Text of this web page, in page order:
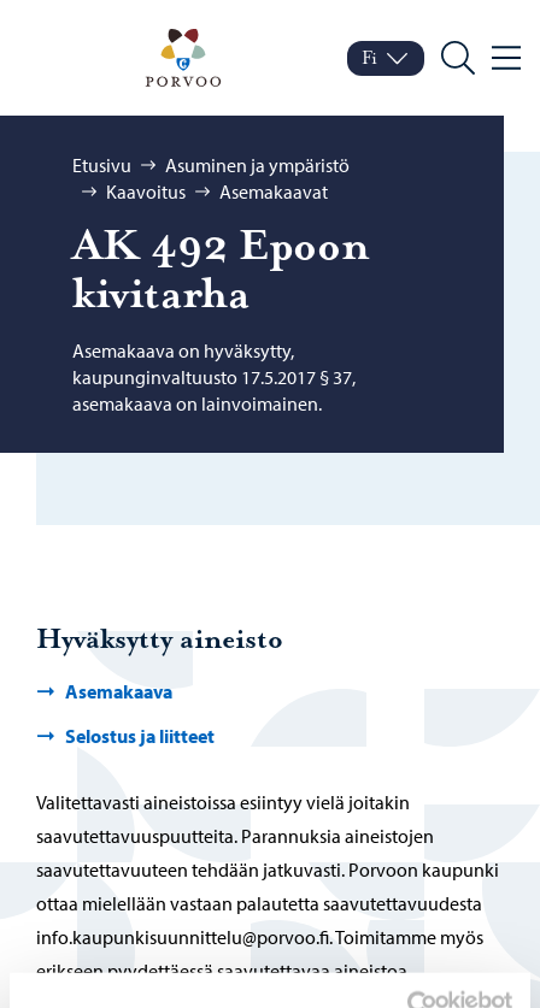
Porvoo – Siirry
Vaihda kieltä
Nykyinen kieli: Suomi
Fi
Hae
Selaa:
Etusivu
Asuminen ja ympäristö
Kaavoitus
Asemakaavat
AK 492 Epoon
ki­vi­tar­ha
Asemakaava on hyväksytty,
kaupunginvaltuusto 17.5.2017 § 37,
asemakaava on lainvoimainen.
Hyväksytty aineisto
Asemakaava
Selostus ja liitteet
Valitettavasti aineistoissa esiintyy vielä joitakin
saavutettavuuspuutteita. Parannuksia aineistojen
saavutettavuuteen tehdään jatkuvasti. Porvoon kaupunki
ottaa mielellään vastaan palautetta saavutettavuudesta
info.kaupunkisuunnittelu@porvoo.fi. Toimitamme myös
erikseen pyydettäessä saavutettavaa aineistoa.